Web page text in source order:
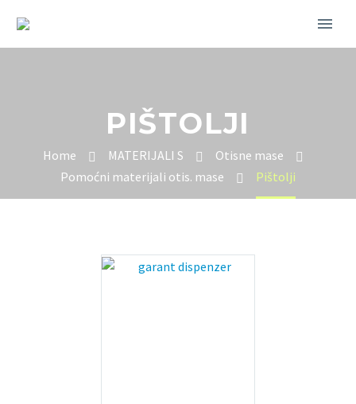
PIŠTOLJI
Home MATERIJALI S
Otisne mase
Pomoćni materijali otis. mase
Pištolji